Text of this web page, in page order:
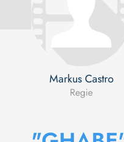
Markus Castro
Regie